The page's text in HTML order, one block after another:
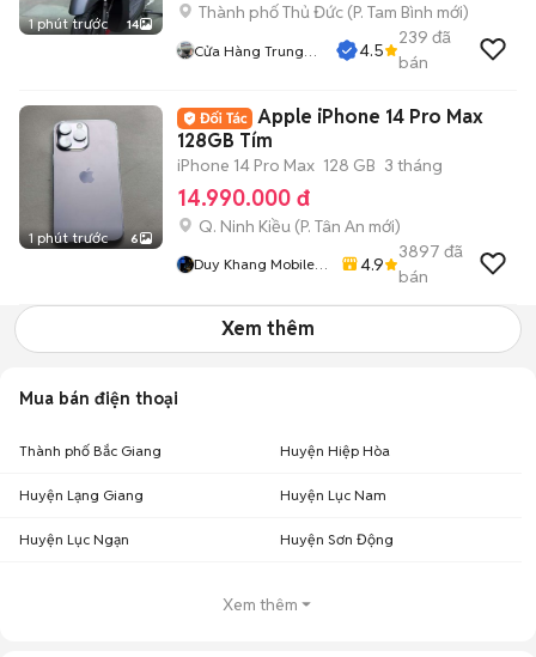
1 phút trước 14
Thành phố Thủ Đức (P. Tam Bình mới)
Cửa Hàng Trung
4.5
239 đã
bán
1 phút trước 6
Apple iPhone 14 Pro Max
128GB Tím
iPhone 14 Pro Max 128 GB 3 tháng
14.990.000 đ
Q. Ninh Kiều (P. Tân An mới)
Duy Khang Mobile
4.9
3897 đã
bán
Xem thêm
Mua bán điện thoại
Thành phố Bắc Giang Huyện Hiệp Hòa
Huyện Lạng Giang Huyện Lục Nam
Huyện Lục Ngạn Huyện Sơn Động
Xem thêm